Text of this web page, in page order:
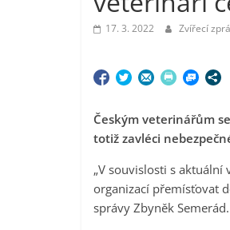
17. 3. 2022 Zvířecí
Českým veterinářům
totiž zavléci
„V souvislosti s
organizací přemísťovat
správy Zbyněk Semerád.